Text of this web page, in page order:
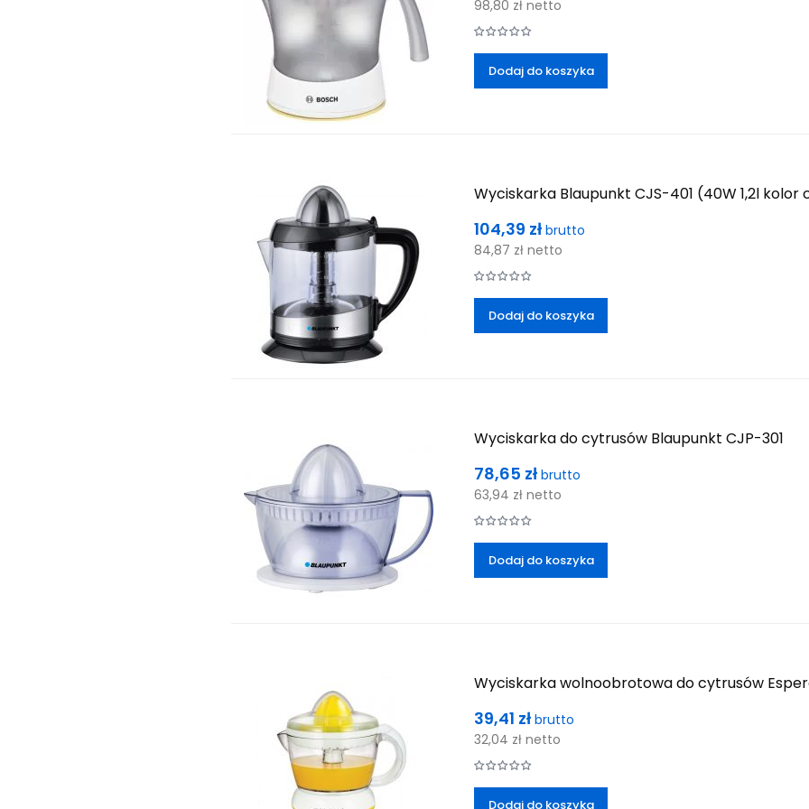
98,80 zł netto
Dodaj do koszyka
Wyciskarka Blaupunkt CJS-401 (40W 1,2l kolor
Cena
104,39 złbrutto
84,87 zł netto
Dodaj do koszyka
Wyciskarka do cytrusów Blaupunkt CJP-301
Cena
78,65 złbrutto
63,94 zł netto
Dodaj do koszyka
Wyciskarka wolnoobrotowa do cytrusów
Cena
39,41 złbrutto
32,04 zł netto
Dodaj do koszyka